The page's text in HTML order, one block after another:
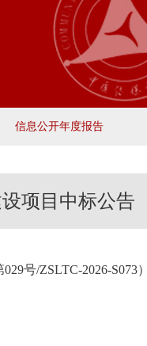
信息公开年度报告
项目中标公告
号/ZSLTC-2026-S073）